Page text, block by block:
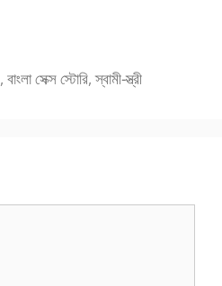
,বাংলা সেক্স স্টোরি,স্বামী-স্ত্রী